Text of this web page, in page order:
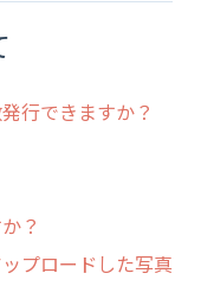
行できますか？
？
プロードした写真